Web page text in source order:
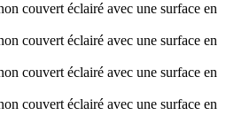
couvert éclairé avec une surface en
couvert éclairé avec une surface en
couvert éclairé avec une surface en
couvert éclairé avec une surface en